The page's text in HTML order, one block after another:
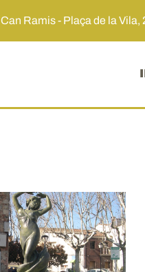
Can Ramis - Plaça de la Vila,